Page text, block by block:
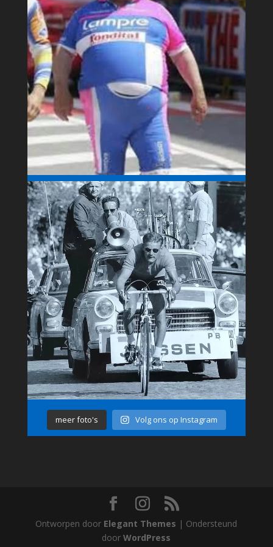
meer foto's Volg ons op Instagram
Ontworpen door Elegant Themes | Ondersteund
doorWordPress